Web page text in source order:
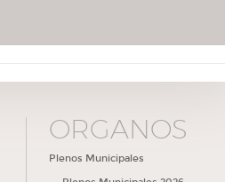
ÓRGANOS
Plenos Municipales